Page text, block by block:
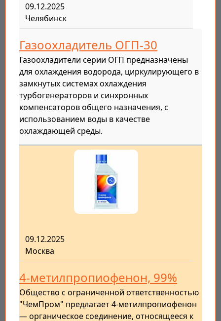
09.12.2025
Челябинск
Газоохладитель ОГП-30
Газоохладители серии ОГП предназначены
для охлаждения водорода, циркулирующего в
замкнутых системах охлаждения
турбогенераторов и синхронных
компенсаторов общего назначения, с
использованием воды в качестве
охлаждающей среды.
09.12.2025
Москва
4-метилпропиофенон, 99%
Общество с ограниченной ответственностью
"ЧемПром" предлагает 4-метилпропиофенон
— органическое соединение, относящееся к